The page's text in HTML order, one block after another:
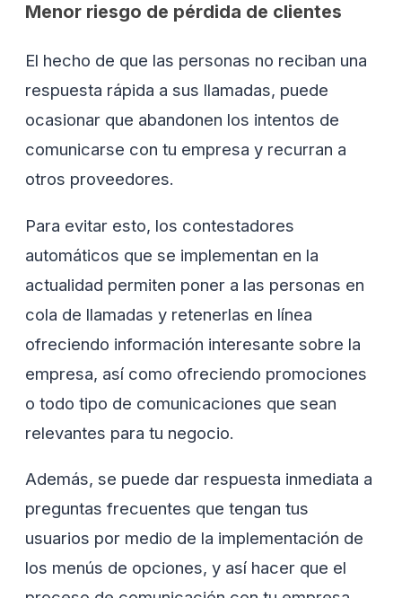
Menor riesgo de pérdida de clientes
El hecho de que las personas no reciban una
respuesta rápida a sus llamadas, puede
ocasionar que abandonen los intentos de
comunicarse con tu empresa y recurran a
otros proveedores.
Para evitar esto, los contestadores
automáticos que se implementan en la
actualidad permiten poner a las personas en
cola de llamadas y retenerlas en línea
ofreciendo información interesante sobre la
empresa, así como ofreciendo promociones
o todo tipo de comunicaciones que sean
relevantes para tu negocio.
Además, se puede dar respuesta inmediata a
preguntas frecuentes que tengan tus
usuarios por medio de la implementación de
los menús de opciones, y así hacer que el